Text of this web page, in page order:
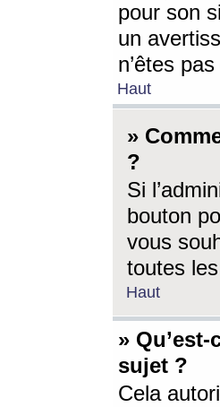
pour son
un
n’êtes
Haut
»
?
Si
bouton
vous
toutes
Haut
»
sujet ?
Cela